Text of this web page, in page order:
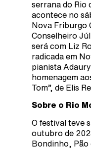
serrana do Rio
acontece no
Nova Friburgo
Conselheiro
será com Liz
radicada em
pianista
homenagem
Tom”, de Elis
Sobre o Rio
O festival teve
outubro de
Bondinho,